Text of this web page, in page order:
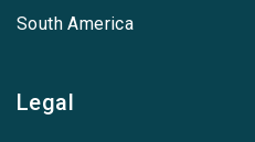
South America
Legal